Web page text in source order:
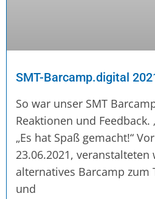
SMT-Barcamp.digital
So war unser SMT
Reaktionen und Feedback.
„Es hat Spaß gemacht!“
23.06.2021,
alternatives Barcamp zum
und